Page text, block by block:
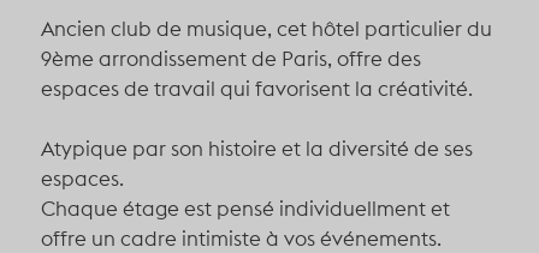
Ancien club de musique, cet hôtel particulier du
9ème arrondissement de Paris, offre des
espaces de travail qui favorisent la créativité.
Atypique par son histoire et la diversité de ses
espaces.
Chaque étage est pensé individuellment et
offre un cadre intimiste à vos événements.